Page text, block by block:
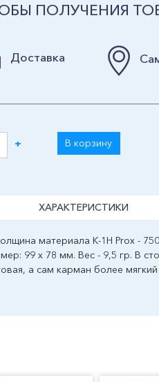
ПОЛУЧЕНИЯ
Доставка
+ В корзину
ХАРАКТЕРИСТИКИ
материала K-1H Prox -
99 х 78 мм. Вес - 9,5 гр. В
а сам карман более